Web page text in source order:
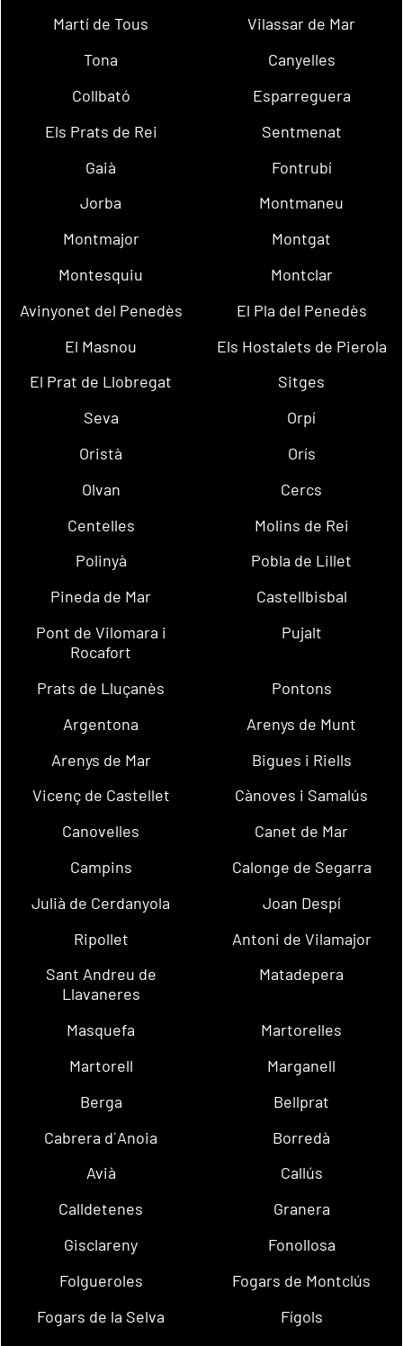
Martí de Tous
Vilassar de Mar
Tona
Canyelles
Collbató
Esparreguera
Els Prats de Rei
Sentmenat
Gaià
Fontrubí
Jorba
Montmaneu
Montmajor
Montgat
Montesquiu
Montclar
Avinyonet del Penedès
El Pla del Penedès
El Masnou
Els Hostalets de Pierola
El Prat de Llobregat
Sitges
Seva
Orpí
Oristà
Orís
Olvan
Cercs
Centelles
Molins de Rei
Polinyà
Pobla de Lillet
Pineda de Mar
Castellbisbal
Pont de Vilomara i
Rocafort
Pujalt
Prats de Lluçanès
Pontons
Argentona
Arenys de Munt
Arenys de Mar
Bigues i Riells
Vicenç de Castellet
Cànoves i Samalús
Canovelles
Canet de Mar
Campins
Calonge de Segarra
Julià de Cerdanyola
Joan Despí
Ripollet
Antoni de Vilamajor
Sant Andreu de
Llavaneres
Matadepera
Masquefa
Martorelles
Martorell
Marganell
Berga
Bellprat
Cabrera d´Anoia
Borredà
Avià
Callús
Calldetenes
Granera
Gisclareny
Fonollosa
Folgueroles
Fogars de Montclús
Fogars de la Selva
Fígols